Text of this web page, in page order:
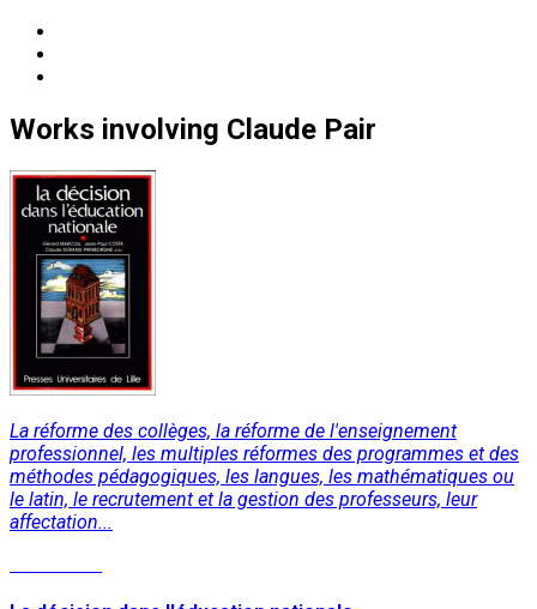
Works involving Claude Pair
La réforme des collèges, la réforme de l'enseignement
professionnel, les multiples réformes des programmes et des
méthodes pédagogiques, les langues, les mathématiques ou
le latin, le recrutement et la gestion des professeurs, leur
affectation...